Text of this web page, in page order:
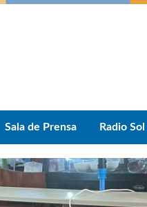
Sala de Prensa Radio Sol